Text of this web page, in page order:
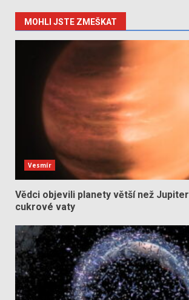
MOHLI JSTE ZMEŠKAT
Vesmír
Vědci objevili planety větší než
cukrové vaty